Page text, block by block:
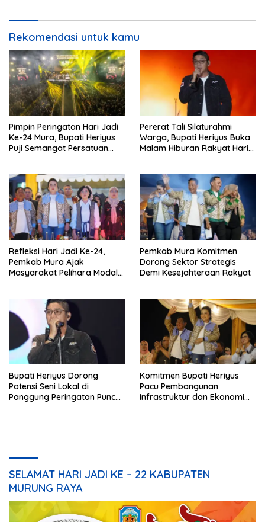
Rekomendasi untuk kamu
Pimpin Peringatan Hari Jadi
Ke-24 Mura, Bupati Heriyus
Puji Semangat Persatuan
Pererat Tali Silaturahmi
Warga, Bupati Heriyus Buka
Malam Hiburan Rakyat Hari
Refleksi Hari Jadi Ke-24,
Pemkab Mura Ajak
Masyarakat Pelihara Modal
Pemkab Mura Komitmen
Dorong Sektor Strategis
Demi Kesejahteraan Rakyat
Bupati Heriyus Dorong
Potensi Seni Lokal di
Panggung Peringatan Puncak
Komitmen Bupati Heriyus
Pacu Pembangunan
Infrastruktur dan Ekonomi
SELAMAT HARI JADI KE – 22 KABUPATEN
MURUNG RAYA